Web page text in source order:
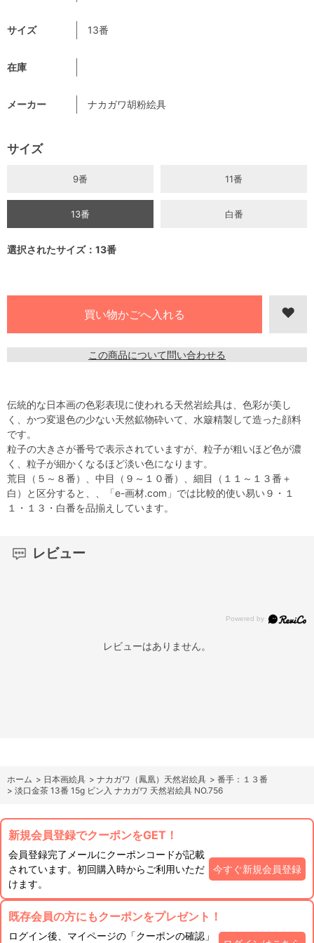
サイズ 13番
在庫
メーカー ナカガワ胡粉絵具
サイズ
9番 11番
13番 白番
選択されたサイズ：13番
この商品について問い合わせる
伝統的な日本画の色彩表現に使われる天然岩絵具は、色彩が美し
く、かつ変退色の少ない天然鉱物砕いて、水簸精製して造った顔料
です。
粒子の大きさが番号で表示されていますが、粒子が粗いほど色が濃
く、粒子が細かくなるほど淡い色になります。
荒目（５～８番）、中目（９～１０番）、細目（１１～１３番＋
白）と区分すると、、「e-画材.com」では比較的使い易い９・１
１・１３・白番を品揃えしています。
レビュー
レビューはありません。
ホーム > 日本画絵具 > ナカガワ（鳳凰）天然岩絵具 > 番手：１３番
> 淡口金茶 13番 15g ビン入 ナカガワ 天然岩絵具 NO.756
新規会員登録でクーポンをGET！
会員登録完了メールにクーポンコードが記載
されています。初回購入時からご利用いただ
けます。
今すぐ新規会員登録
既存会員の方にもクーポンをプレゼント！
ログイン後、マイページの「クーポンの確認」